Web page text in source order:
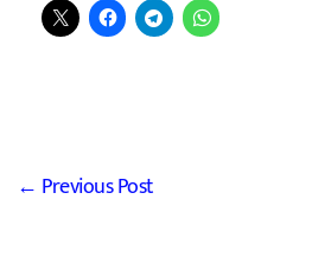
← Previous Post